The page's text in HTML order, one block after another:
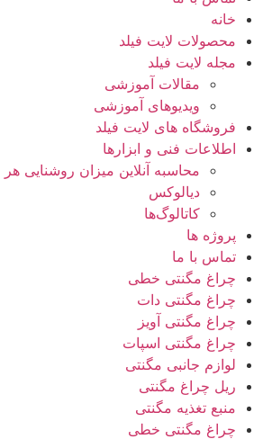
خانه
محصولات لایت فیلد
مجله لایت فیلد
مقالات آموزشی
ویدیوهای آموزشی
فروشگاه های لایت فیلد
اطلاعات فنی و ابزارها
محاسبه آنلاین میزان روشنایی
دیالوکس
کاتالوگ‌ها
پروژه ها
تماس با ما
چراغ مگنتی خطی
چراغ مگنتی دات
چراغ مگنتی آویز
چراغ مگنتی اسپات
لوازم جانبی مگنتی
ریل چراغ مگنتی
منبع تغذیه مگنتی
چراغ مگنتی خطی